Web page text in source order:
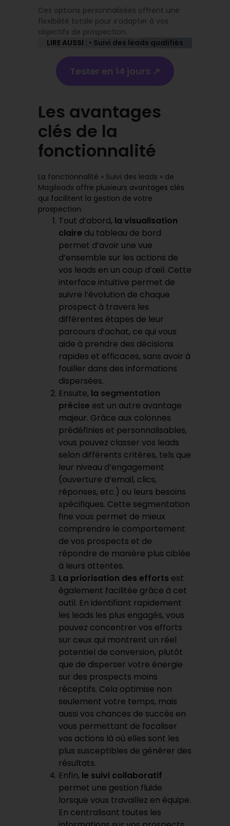
Ces options personnalisées offrent une
flexibilité totale pour s’adapter à vos
objectifs de prospection.
LIRE AUSSI : • Suivi des leads qualifiés
Tester en 14 jours ↗️
Les avantages
clés de la
fonctionnalité
La fonctionnalité « Suivi des leads » de
Magileads offre plusieurs avantages clés
qui facilitent la gestion de votre
prospection.
Tout d’abord, la visualisation
claire du tableau de bord
permet d’avoir une vue
d’ensemble sur les actions de
vos leads en un coup d’œil. Cette
interface intuitive permet de
suivre l’évolution de chaque
prospect à travers les
différentes étapes de leur
parcours d’achat, ce qui vous
aide à prendre des décisions
rapides et efficaces, sans avoir à
fouiller dans des informations
dispersées.
Ensuite, la segmentation
précise est un autre avantage
majeur. Grâce aux colonnes
prédéfinies et personnalisables,
vous pouvez classer vos leads
selon différents critères, tels que
leur niveau d’engagement
(ouverture d’email, clics,
réponses, etc.) ou leurs besoins
spécifiques. Cette segmentation
fine vous permet de mieux
comprendre le comportement
de vos prospects et de
répondre de manière plus ciblée
à leurs attentes.
La priorisation des efforts est
également facilitée grâce à cet
outil. En identifiant rapidement
les leads les plus engagés, vous
pouvez concentrer vos efforts
sur ceux qui montrent un réel
potentiel de conversion, plutôt
que de disperser votre énergie
sur des prospects moins
réceptifs. Cela optimise non
seulement votre temps, mais
aussi vos chances de succès en
vous permettant de focaliser
vos actions là où elles sont les
plus susceptibles de générer des
résultats.
Enfin, le suivi collaboratif
permet une gestion fluide
lorsque vous travaillez en équipe.
En centralisant toutes les